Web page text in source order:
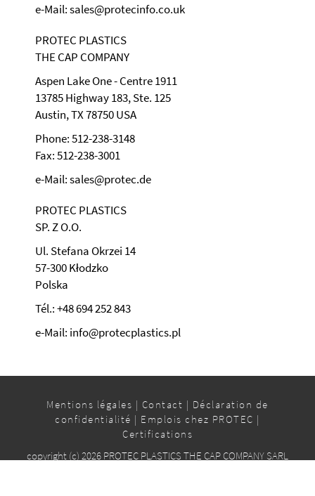
e-Mail: sales@protecinfo.co.uk
PROTEC PLASTICS
THE CAP COMPANY
Aspen Lake One - Centre 1911
13785 Highway 183, Ste. 125
Austin, TX 78750 USA
Phone: 512-238-3148
Fax: 512-238-3001
e-Mail: sales@protec.de
PROTEC PLASTICS
SP. Z O.O.
Ul. Stefana Okrzei 14
57-300 Kłodzko
Polska
Tél.: +48 694 252 843
e-Mail: info@protecplastics.pl
Mentions légales | Contact | Déclaration de
confidentialité | Emplois chez PROTEC |
Certifications
copyright (c) 2026 PROTEC PLASTICS THE CAP COMPANY SARL